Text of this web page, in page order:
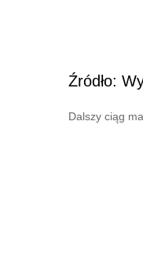
Źródło:
Dalszy ciąg